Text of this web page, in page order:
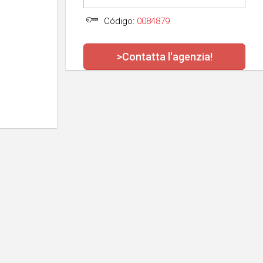
Código: 0084879
>Contatta l'agenzia!